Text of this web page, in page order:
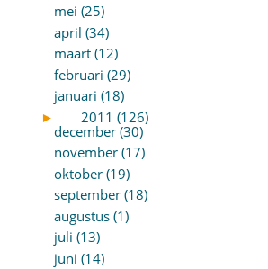
mei (25)
april (34)
maart (12)
februari (29)
januari (18)
►
2011 (126)
december (30)
november (17)
oktober (19)
september (18)
augustus (1)
juli (13)
juni (14)